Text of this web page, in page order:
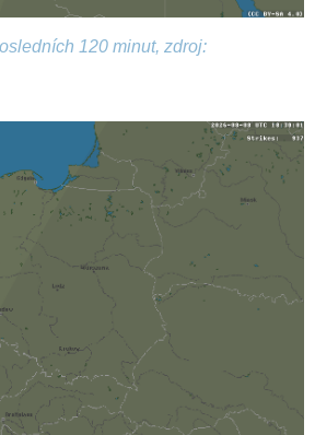
120 minut, zdroj: